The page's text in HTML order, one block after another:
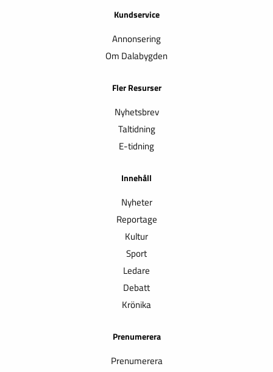
Kundservice
Annonsering
Om Dalabygden
Fler Resurser
Nyhetsbrev
Taltidning
E-tidning
Innehåll
Nyheter
Reportage
Kultur
Sport
Ledare
Debatt
Krönika
Prenumerera
Prenumerera